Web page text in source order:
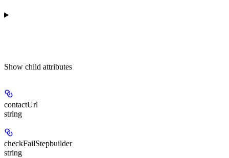
Show child attributes
contactUrl
string
checkFailStepbuilder
string